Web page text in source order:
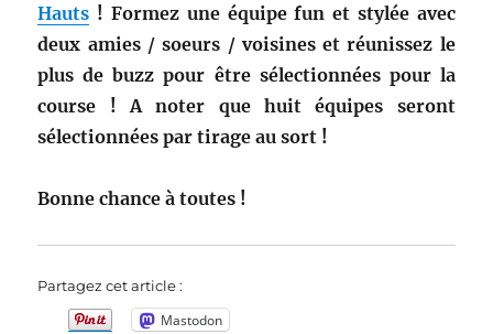
Hauts ! Formez une équipe fun et stylée avec
deux amies / soeurs / voisines et réunissez le
plus de buzz pour être sélectionnées pour la
course ! A noter que huit équipes seront
sélectionnées par tirage au sort !
Bonne chance à toutes !
Partagez cet article :
Mastodon